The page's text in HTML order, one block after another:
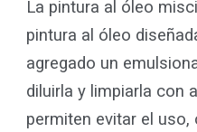
La pintura al óleo
pintura al óleo
agregado un
diluirla y limpiarla con
permiten evitar el uso,